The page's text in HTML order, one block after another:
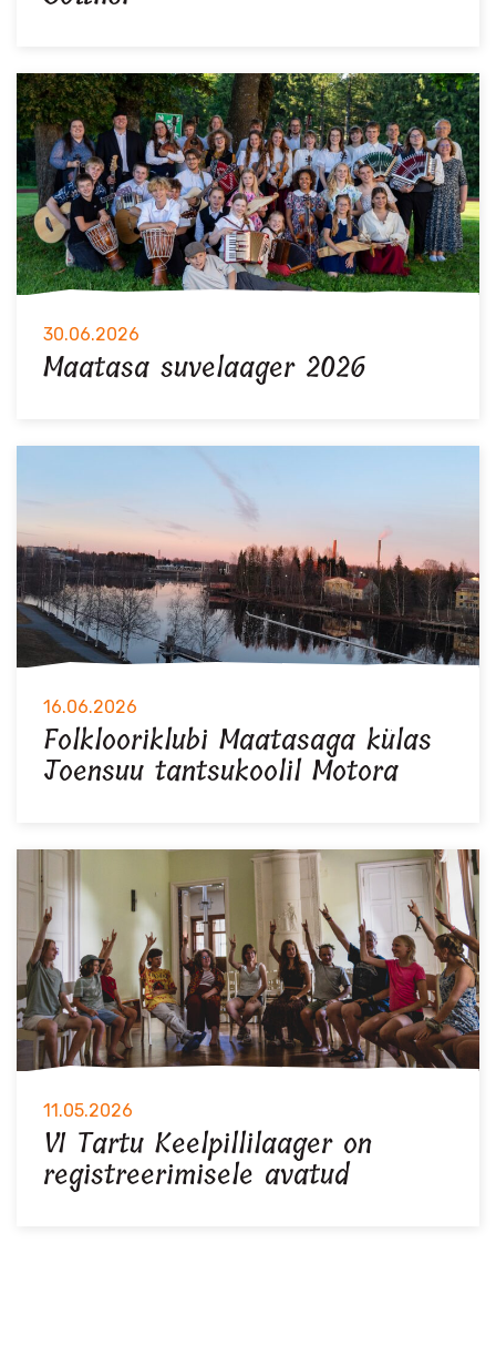
30.06.2026
Maatasa suvelaager 2026
16.06.2026
Folklooriklubi Maatasaga külas
Joensuu tantsukoolil Motora
11.05.2026
VI Tartu Keelpillilaager on
registreerimisele avatud